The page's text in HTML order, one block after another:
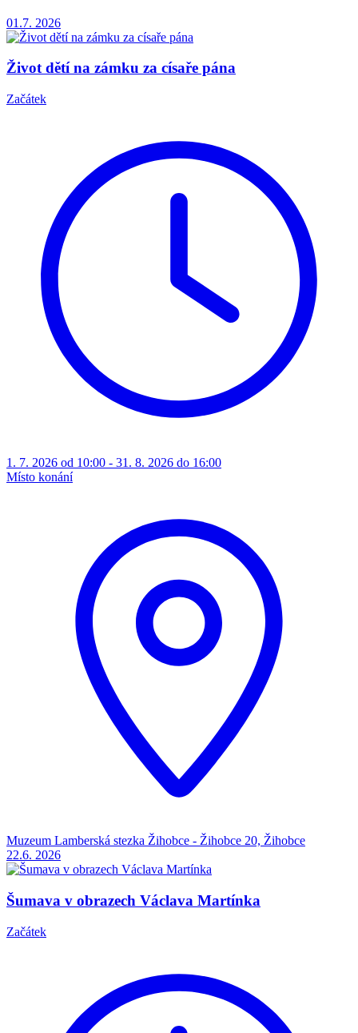
01.7. 2026
Život dětí na zámku za císaře pána
Začátek
1. 7. 2026 od 10:00 - 31. 8. 2026 do 16:00
Místo konání
Muzeum Lamberská stezka Žihobce - Žihobce 20, Žihobce
22.6. 2026
Šumava v obrazech Václava Martínka
Začátek